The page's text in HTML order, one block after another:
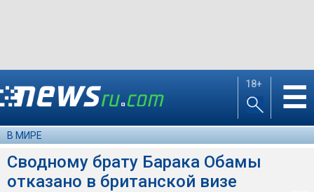
18+ ☰
В МИРЕ
Сводному брату Барака Обамы
отказано в британской визе